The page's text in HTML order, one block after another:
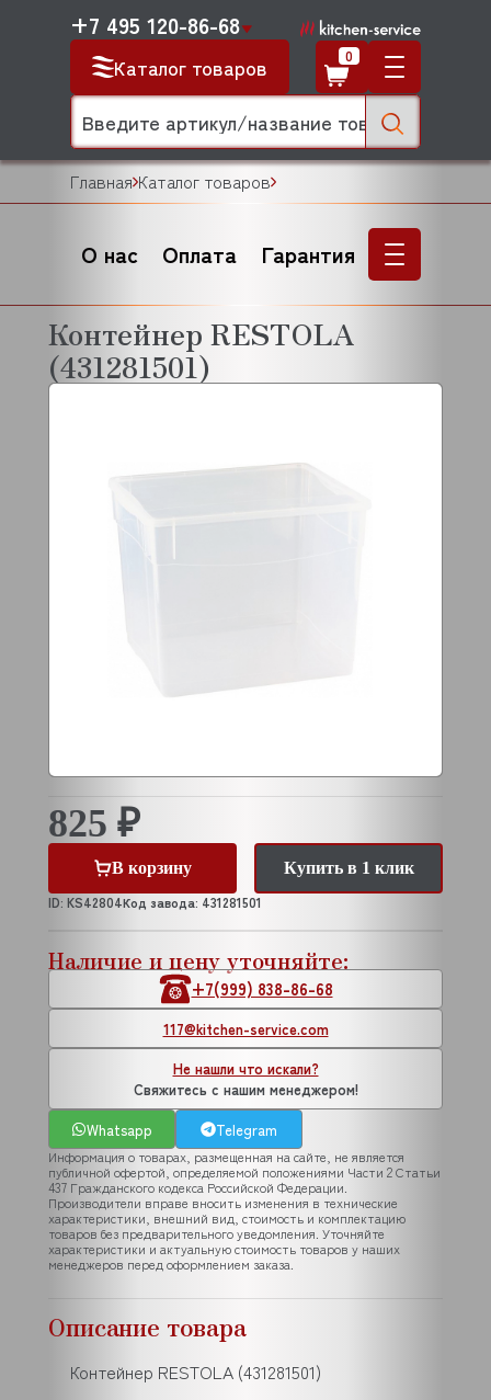
Каталог товаров
+7 495 120-86-68
0
Главная Каталог товаров
О нас Оплата Гарантия
Контейнер RESTOLA
(431281501)
825 ₽
В корзину
Купить в 1 клик
ID: KS42804Код завода: 431281501
Наличие и цену уточняйте:
+7(999) 838-86-68
117@kitchen-service.com
Не нашли что искали?
Свяжитесь с нашим менеджером!
Whatsapp
Telegram
Информация о товарах, размещенная на сайте, не является
публичной офертой, определяемой положениями Части 2 Статьи
437 Гражданского кодекса Российской Федерации.
Производители вправе вносить изменения в технические
характеристики, внешний вид, стоимость и комплектацию
товаров без предварительного уведомления. Уточняйте
характеристики и актуальную стоимость товаров у наших
менеджеров перед оформлением заказа.
Описание товара
Контейнер RESTOLA (431281501)